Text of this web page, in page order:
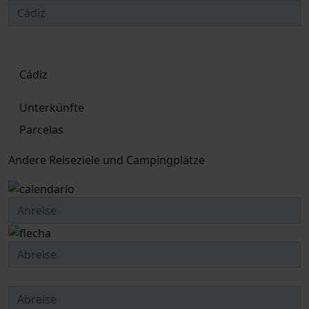
Cádiz
Unterkünfte
Parcelas
Andere Reiseziele und Campingplätze